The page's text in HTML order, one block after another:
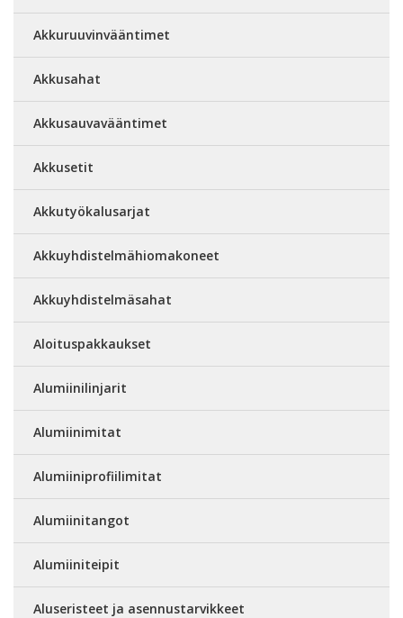
Akkuruuvinvääntimet
Akkusahat
Akkusauvavääntimet
Akkusetit
Akkutyökalusarjat
Akkuyhdistelmähiomakoneet
Akkuyhdistelmäsahat
Aloituspakkaukset
Alumiinilinjarit
Alumiinimitat
Alumiiniprofiilimitat
Alumiinitangot
Alumiiniteipit
Aluseristeet ja asennustarvikkeet